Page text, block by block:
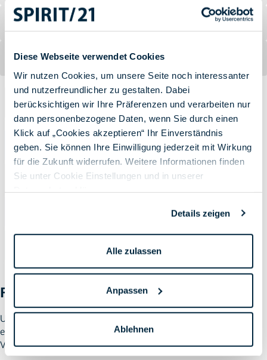
Diese Webseite verwendet Cookies
Wir nutzen Cookies, um unsere Seite noch interessanter
und nutzerfreundlicher zu gestalten. Dabei
berücksichtigen wir Ihre Präferenzen und verarbeiten nur
dann personenbezogene Daten, wenn Sie durch einen
Klick auf „Cookies akzeptieren“ Ihr Einverständnis
geben. Sie können Ihre Einwilligung jederzeit mit Wirkung
für die Zukunft widerrufen. Weitere Informationen finden
Sie unter Cookie Einstellungen und in unserer
Details zeigen
Alle zulassen
Anpassen
Ablehnen
Variante 2: Schriftzug mit Claim (linksbündig)
Variante 3: Schriftzug mit Claim (nebeneinander)
Farbwelt
Unsere Farbwelt ist klar strukturiert und unterstützt eine
einheitliche Markenwahrnehmung nach außen. Die
Verwendung der Farben folgt festen Regeln: